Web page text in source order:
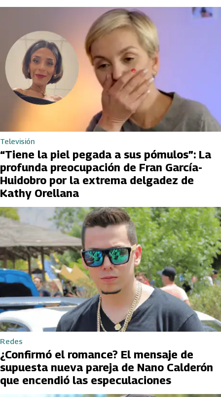
Televisión
“Tiene la piel pegada a sus pómulos”: La
profunda preocupación de Fran García-
Huidobro por la extrema delgadez de
Kathy Orellana
Redes
¿Confirmó el romance? El mensaje de
supuesta nueva pareja de Nano Calderón
que encendió las especulaciones